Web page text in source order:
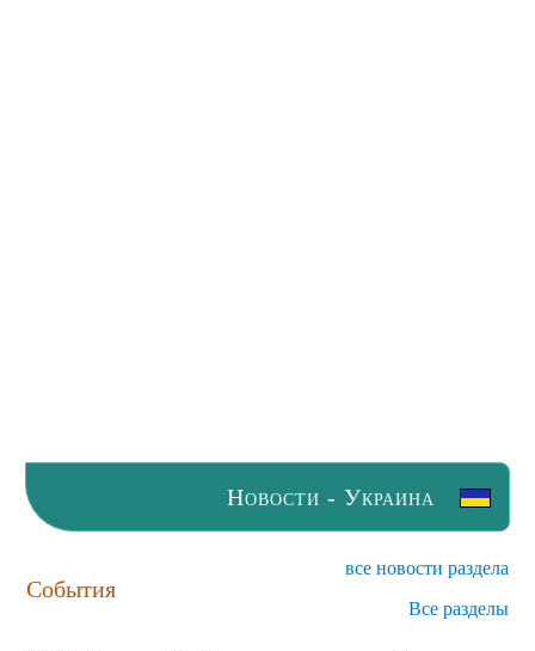
Новости - Украина
События
все новости раздела
Все разделы